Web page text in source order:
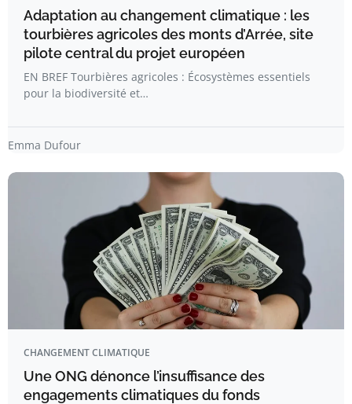
Adaptation au changement climatique : les
tourbières agricoles des monts d’Arrée, site
pilote central du projet européen
EN BREF Tourbières agricoles : Écosystèmes essentiels
pour la biodiversité et…
Emma Dufour
CHANGEMENT CLIMATIQUE
Une ONG dénonce l’insuffisance des
engagements climatiques du fonds